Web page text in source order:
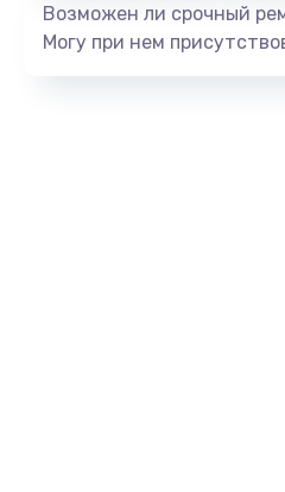
Возможен ли срочный
Могу при нем